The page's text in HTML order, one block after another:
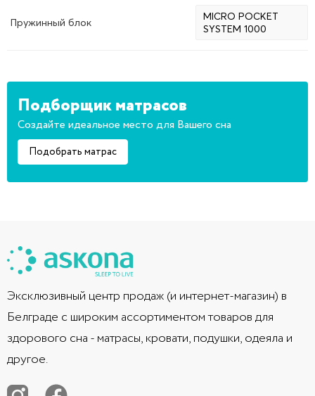
Пружинный блок
MICRO POCKET
SYSTEM 1000
Подборщик матрасов
Создайте идеальное место для Вашего сна
Подобрать матрас
Эксклюзивный центр продаж (и интернет-магазин) в
Белграде с широким ассортиментом товаров для
здорового сна - матрасы, кровати, подушки, одеяла и
другое.